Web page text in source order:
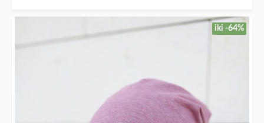
iki -64%